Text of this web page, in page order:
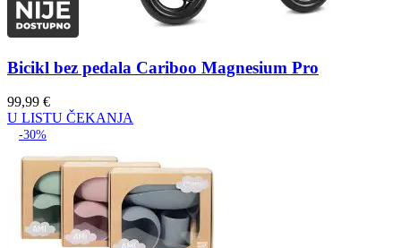
Bicikl bez pedala Cariboo Magnesium Pro
99,99 €
U LISTU ČEKANJA
-30%